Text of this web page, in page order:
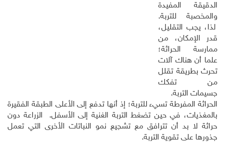
الدقيقة المفيدة
والمخصبة للتربة.
لذا، يجب التقليل،
قدر الإمكان، من
ممارسة الحراثة؛
علما أن هناك آلات
تحرث بطريقة تقلل
من تفكك
جسيمات التربة.
الحراثة المفرطة تسيء للتربة؛ إذ أنها تدفع إلى الأعلى الطبقة الفقيرة
بالمغذيات، في حين تضغط التربة الغنية إلى الأسفل. الزراعة دون
حراثة لا بد أن تترافق مع تشجيع نمو النباتات الأخرى التي تعمل
جذورها على تقوية التربة.